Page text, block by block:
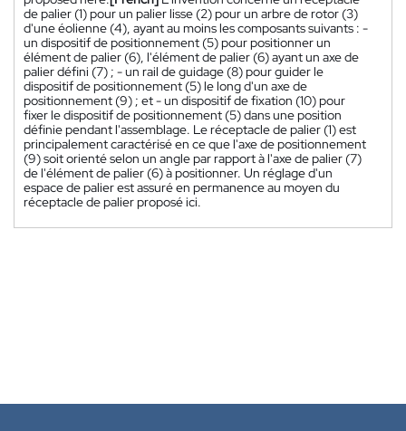
de palier (1) pour un palier lisse (2) pour un arbre de rotor (3)
d'une éolienne (4), ayant au moins les composants suivants : -
un dispositif de positionnement (5) pour positionner un
élément de palier (6), l'élément de palier (6) ayant un axe de
palier défini (7) ; - un rail de guidage (8) pour guider le
dispositif de positionnement (5) le long d'un axe de
positionnement (9) ; et - un dispositif de fixation (10) pour
fixer le dispositif de positionnement (5) dans une position
définie pendant l'assemblage. Le réceptacle de palier (1) est
principalement caractérisé en ce que l'axe de positionnement
(9) soit orienté selon un angle par rapport à l'axe de palier (7)
de l'élément de palier (6) à positionner. Un réglage d'un
espace de palier est assuré en permanence au moyen du
réceptacle de palier proposé ici.